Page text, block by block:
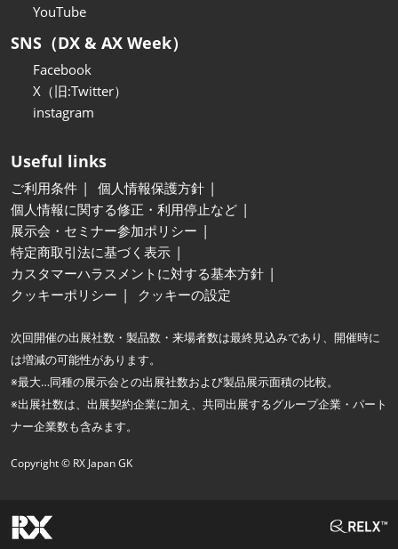
YouTube
SNS（DX & AX Week）
Facebook
X（旧:Twitter）
instagram
Useful links
ご利用条件
個人情報保護方針
個人情報に関する修正・利用停止など
展示会・セミナー参加ポリシー
特定商取引法に基づく表示
カスタマーハラスメントに対する基本方針
クッキーポリシー
クッキーの設定
次回開催の出展社数・製品数・来場者数は最終見込みであり、開催時に
は増減の可能性があります。
※最大…同種の展示会との出展社数および製品展示面積の比較。
※出展社数は、出展契約企業に加え、共同出展するグループ企業・パート
ナー企業数も含みます。
Copyright © RX Japan GK